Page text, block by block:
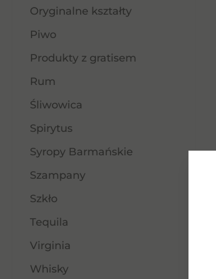
Oryginalne kształty
Piwo
Produkty z gratisem
Rum
Śliwowica
Spirytus
Syropy Barmańskie
Szampany
Szkło
Tequila
Virginia
Whisky